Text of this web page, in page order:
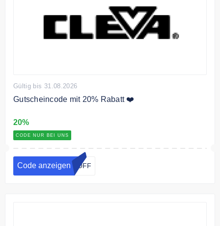
Gültig bis 31.08.2026
Gutscheincode mit 20% Rabatt ❤️
20%
CODE NUR BEI UNS
Code anzeigen 0OFF